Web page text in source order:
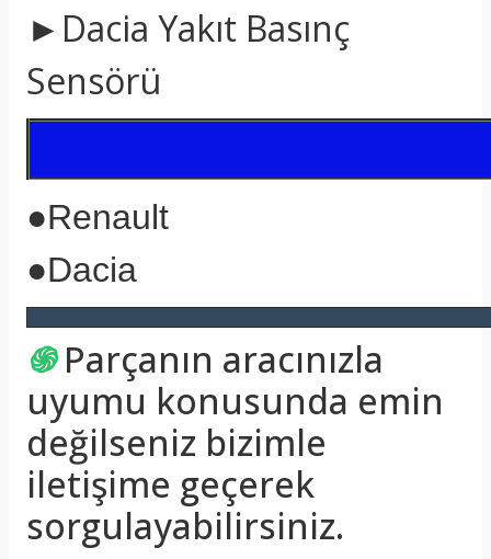
►Dacia Yakıt Basınç
Sensörü
●Renault
●Dacia
֍ Parçanın aracınızla
uyumu konusunda emin
değilseniz bizimle
iletişime geçerek
sorgulayabilirsiniz.